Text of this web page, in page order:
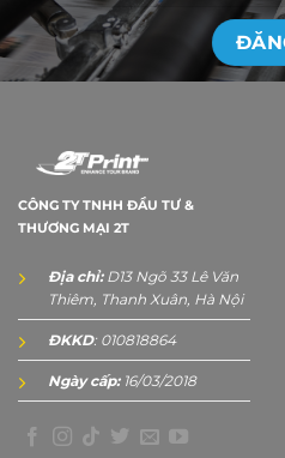
CÔNG TY TNHH ĐẦU TƯ &
THƯƠNG MẠI 2T
Địa chỉ:D13 Ngõ 33 Lê Văn
Thiêm, Thanh Xuân, Hà Nội
ĐKKD: 010818864
Ngày cấp:16/03/2018